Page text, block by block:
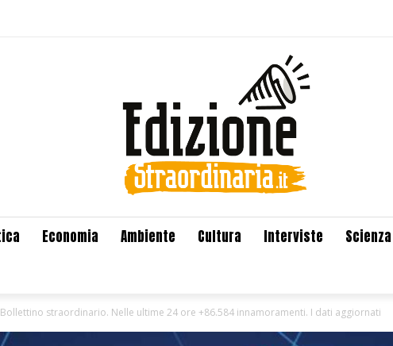
Economia Ambiente Cultura Interviste
Scienza
Bollettino straordinario. Nelle ultime 24 ore +86.584 innamoramenti. I dati aggiornati